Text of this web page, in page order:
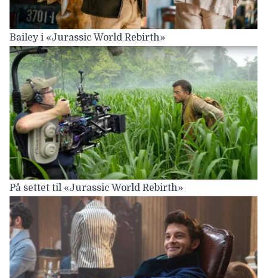
Bailey i «Jurassic World Rebirth»
På settet til «Jurassic World Rebirth»